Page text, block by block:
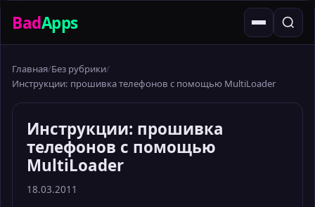
BadApps
Главная Без рубрики
Инструкции: прошивка телефонов с помощью MultiLoader
Инструкции: прошивка
телефонов с помощью
MultiLoader
18.03.2011